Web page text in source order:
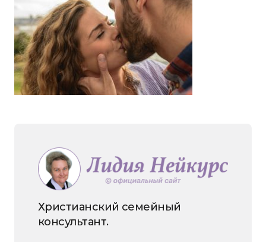
Христианский семейный
консультант.